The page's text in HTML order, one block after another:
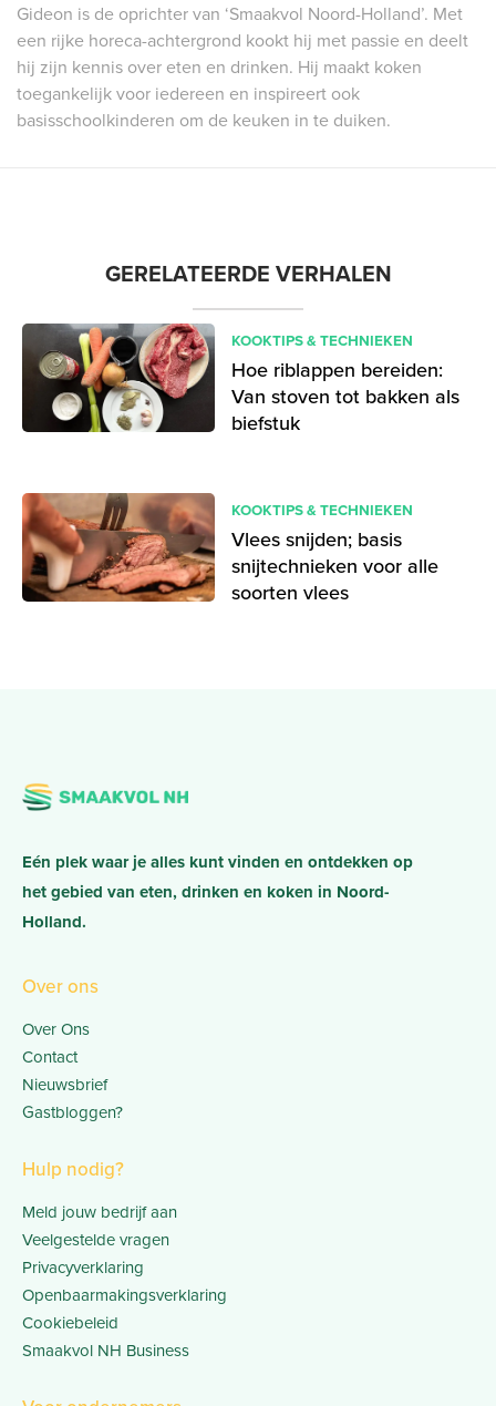
Gideon is de oprichter van ‘Smaakvol Noord-Holland’. Met
een rijke horeca-achtergrond kookt hij met passie en deelt
hij zijn kennis over eten en drinken. Hij maakt koken
toegankelijk voor iedereen en inspireert ook
basisschoolkinderen om de keuken in te duiken.
GERELATEERDE VERHALEN
KOOKTIPS & TECHNIEKEN
Hoe riblappen bereiden:
Van stoven tot bakken als
biefstuk
KOOKTIPS & TECHNIEKEN
Vlees snijden; basis
snijtechnieken voor alle
soorten vlees
Eén plek waar je alles kunt vinden en ontdekken op
het gebied van eten, drinken en koken in Noord-
Holland.
Over ons
Over Ons
Contact
Nieuwsbrief
Gastbloggen?
Hulp nodig?
Meld jouw bedrijf aan
Veelgestelde vragen
Privacyverklaring
Openbaarmakingsverklaring
Cookiebeleid
Smaakvol NH Business